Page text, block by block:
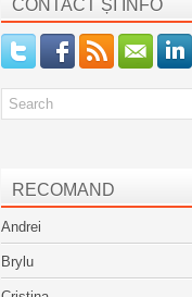
CONTACT ȘI INFO
RECOMAND
Andrei
Brylu